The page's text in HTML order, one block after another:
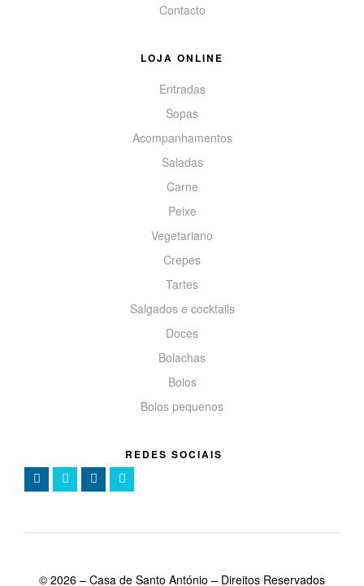
Contacto
LOJA ONLINE
Entradas
Sopas
Acompanhamentos
Saladas
Carne
Peixe
Vegetariano
Crepes
Tartes
Salgados e cocktails
Doces
Bolachas
Bolos
Bolos pequenos
REDES SOCIAIS
© 2026 – Casa de Santo António – Direitos Reservados